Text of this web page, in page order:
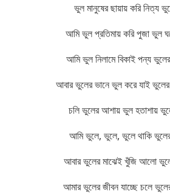
ভুল মানুষের ছায়ায় করি নিত্য
আমি ভুল প্রতিমায় করি পুজা ভুল
আমি ভুল নিলামে বিকাই পন্য ভুলের
আবার ভুলের ভানে ভুল করে যাই
চলি ভুলের আশায় ভুল হতাশায়
আমি ভুলে, ভুলে, ভুলে থাকি
আবার ভুলের মাঝেই খুঁজি আলো ভুলে
আমার ভুলের জীবন যাচ্ছে চলে